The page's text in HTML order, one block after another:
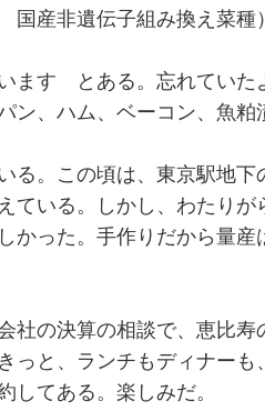
国産非遺伝子組み換え菜種
ます とある。忘れていた
、ハム、ベーコン、魚粕
。この頃は、東京駅地下
いる。しかし、わたりが
かった。手作りだから量産
社の決算の相談で、恵比寿
っと、ランチもディナーも
してある。楽しみだ。